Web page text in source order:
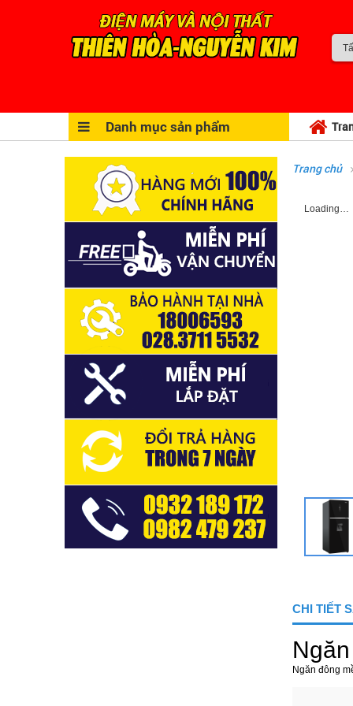
Danh mục sản phẩm
Trang chủ
Loading…
CHI TIẾT
Ngăn đông